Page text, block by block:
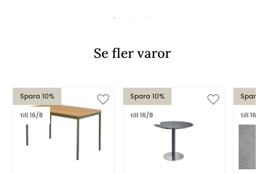
Se fler varor
Spara 10%
till 16/8
Spara 10%
till 16/8
Spara
till 16/8